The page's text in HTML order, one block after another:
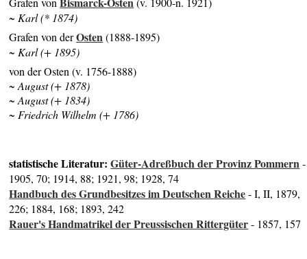
~ Karl (* 1874)
Grafen von derOsten(1888-1895)
~ Karl (+ 1895)
von der Osten (v. 1756-1888)
~ August (+ 1878)
~ August (+ 1834)
~ Friedrich Wilhelm (+ 1786)
statistische Literatur:Güter-Adreßbuch der Provinz Pommern-
1905, 70; 1914, 88; 1921, 98; 1928, 74
Handbuch des Grundbesitzes im Deutschen Reiche- I, II, 1879,
226; 1884, 168; 1893, 242
Rauer's Handmatrikel der Preussischen Rittergüter- 1857, 157